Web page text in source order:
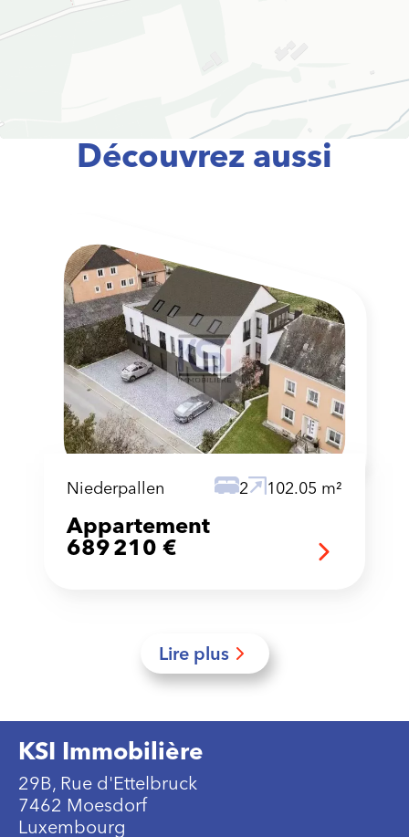
Découvrez aussi
Niederpallen 2 102.05 m²
Appartement
689 210 €
Lire plus
KSI Immobilière
29B, Rue d'Ettelbruck
7462 Moesdorf
Luxembourg